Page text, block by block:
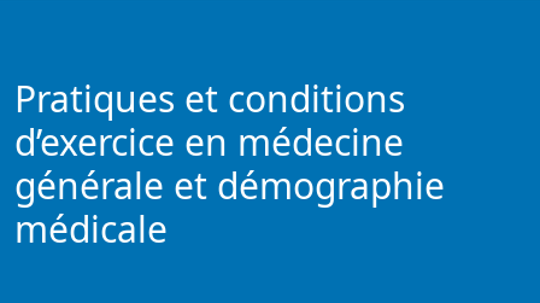
Pratiques et conditions
d’exercice en médecine
générale et démographie
médicale